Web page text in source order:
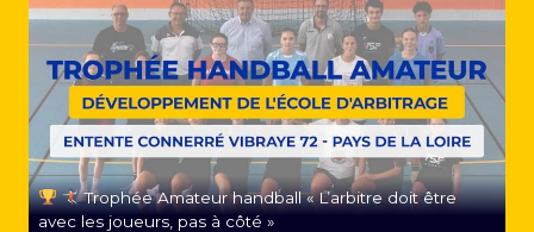
Trophée Amateur handball « L’arbitre doit être
avec les joueurs, pas à côté »